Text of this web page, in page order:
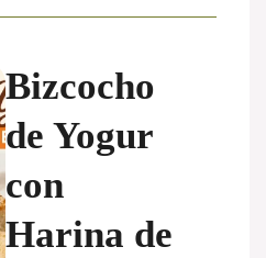
Bizcocho
de Yogur
con
Harina de